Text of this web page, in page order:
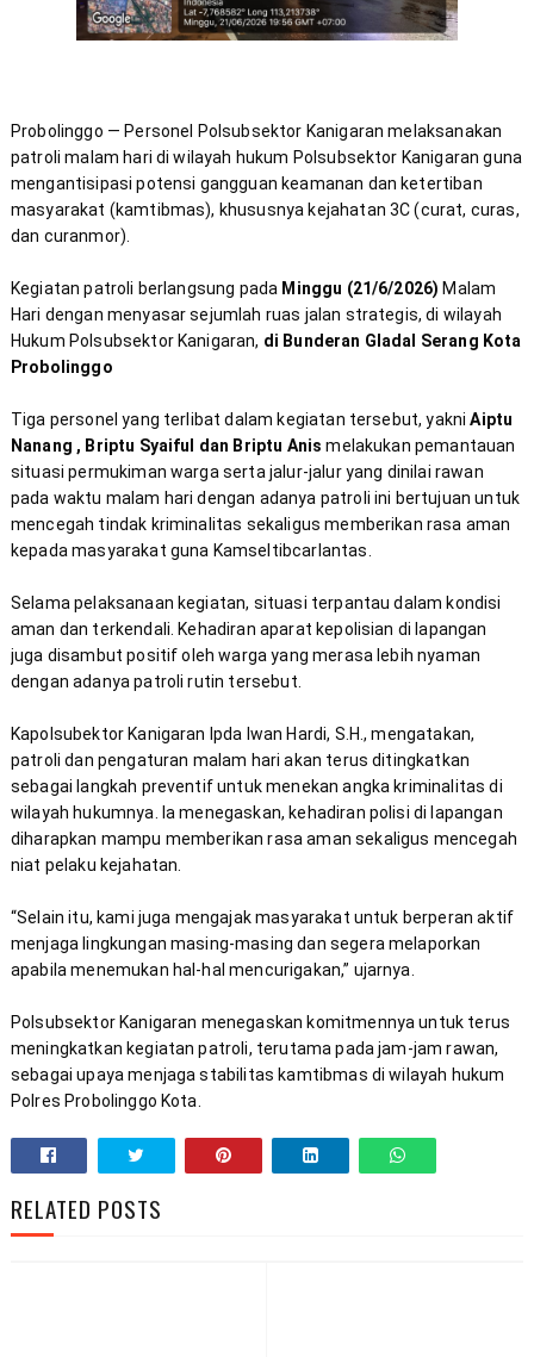
Probolinggo — Personel Polsubsektor Kanigaran melaksanakan
patroli malam hari di wilayah hukum Polsubsektor Kanigaran guna
mengantisipasi potensi gangguan keamanan dan ketertiban
masyarakat (kamtibmas), khususnya kejahatan 3C (curat, curas,
Kegiatan patroli berlangsung pada Minggu (21/6/2026) Malam
Hari dengan menyasar sejumlah ruas jalan strategis, di wilayah
Hukum Polsubsektor Kanigaran, di Bunderan Gladal Serang Kota
Probolinggo
Tiga personel yang terlibat dalam kegiatan tersebut, yakni Aiptu
Nanang , Briptu Syaiful dan Briptu Anis melakukan pemantauan
situasi permukiman warga serta jalur-jalur yang dinilai rawan
pada waktu malam hari dengan adanya patroli ini bertujuan untuk
mencegah tindak kriminalitas sekaligus memberikan rasa aman
Selama pelaksanaan kegiatan, situasi terpantau dalam kondisi
aman dan terkendali. Kehadiran aparat kepolisian di lapangan
juga disambut positif oleh warga yang merasa lebih nyaman
Kapolsubektor Kanigaran Ipda Iwan Hardi, S.H., mengatakan,
patroli dan pengaturan malam hari akan terus ditingkatkan
sebagai langkah preventif untuk menekan angka kriminalitas di
wilayah hukumnya. Ia menegaskan, kehadiran polisi di lapangan
diharapkan mampu memberikan rasa aman sekaligus mencegah
“Selain itu, kami juga mengajak masyarakat untuk berperan aktif
menjaga lingkungan masing-masing dan segera melaporkan
Polsubsektor Kanigaran menegaskan komitmennya untuk terus
meningkatkan kegiatan patroli, terutama pada jam-jam rawan,
sebagai upaya menjaga stabilitas kamtibmas di wilayah hukum
Polres Probolinggo Kota.
RELATED POSTS